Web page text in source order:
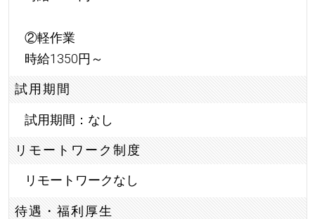
②軽作業
時給1350円～
試用期間
試用期間：なし
リモートワーク制度
リモートワークなし
待遇・福利厚生